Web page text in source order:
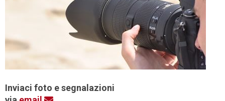
Inviaci foto e segnalazioni